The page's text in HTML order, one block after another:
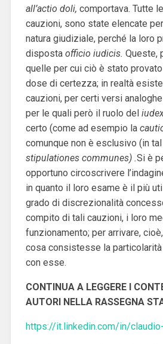
all’actio doli, comportava. Tutte
cauzioni, sono state elencate
natura giudiziale, perché la loro
disposta officio iudicis. Queste,
quelle per cui ciò è stato provato
dose di certezza; in realtà
cauzioni, per certi versi
per le quali però il ruolo del
certo (come ad esempio la
comunque non è esclusivo (in
stipulationes communes) .Si è
opportuno circoscrivere
in quanto il loro esame è il più
grado di discrezionalità
compito di tali cauzioni, i loro
funzionamento; per arrivare,
cosa consistesse la
con esse.
CONTINUA A LEGGERE I
AUTORI NELLA RASSEGNA
https://it.linkedin.com/in/